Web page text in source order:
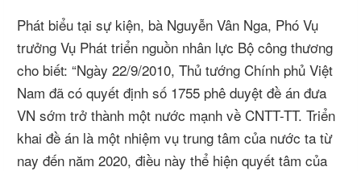
Phát biểu tại sự kiện, bà Nguyễn Vân Nga, Phó Vụ
trưởng Vụ Phát triển nguồn nhân lực Bộ công thương
cho biết: “Ngày 22/9/2010, Thủ tướng Chính phủ Việt
Nam đã có quyết định số 1755 phê duyệt đề án đưa
VN sớm trở thành một nước mạnh về CNTT-TT. Triển
khai đề án là một nhiệm vụ trung tâm của nước ta từ
nay đến năm 2020, điều này thể hiện quyết tâm của